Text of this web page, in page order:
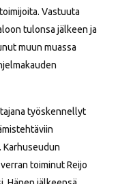
Vastuuta
tulonsa jälkeen ja
muun muassa
työskennellyt
Karhuseudun
toiminut Reijo